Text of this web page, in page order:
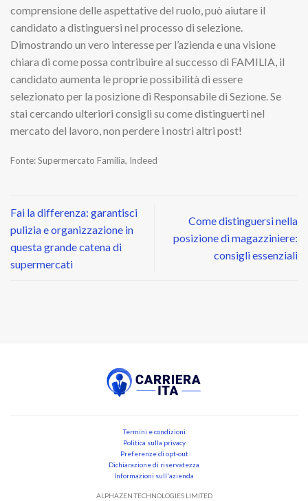
comprensione delle aspettative del ruolo, può aiutare il
candidato a distinguersi nel processo di selezione.
Dimostrando un vero interesse per l’azienda e una visione
chiara di come possa contribuire al successo di FAMILIA, il
candidato aumenta le proprie possibilità di essere
selezionato per la posizione di Responsabile di Sezione. Se
stai cercando ulteriori consigli su come distinguerti nel
mercato del lavoro, non perdere i nostri altri post!
Fonte: Supermercato Familia, Indeed
Fai la differenza: garantisci
pulizia e organizzazione in
questa grande catena di
supermercati
Come distinguersi nella
posizione di magazziniere:
consigli essenziali
Termini e condizioni
Politica sulla privacy
Preferenze di opt-out
Dichiarazione di riservatezza
Informazioni sull'azienda
ALPHAZEN TECHNOLOGIES LIMITED